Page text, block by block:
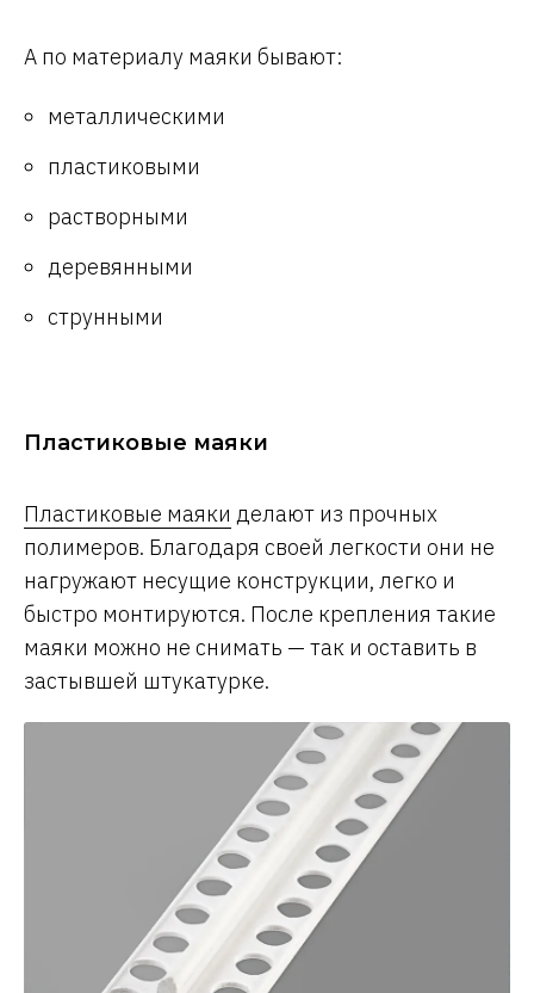
А по материалу маяки бывают:
металлическими
пластиковыми
растворными
деревянными
струнными
Пластиковые маяки
Пластиковые маяки делают из прочных
полимеров. Благодаря своей легкости они не
нагружают несущие конструкции, легко и
быстро монтируются. После крепления такие
маяки можно не снимать — так и оставить в
застывшей штукатурке.